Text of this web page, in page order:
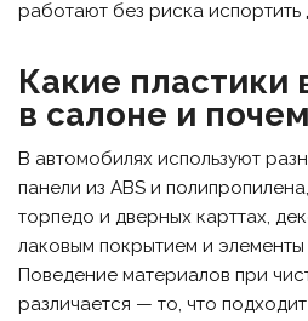
работают без риска испортить
Какие пластики
в салоне и
В автомобилях используют
панели из ABS и
торпедо и дверных карттах,
лаковым покрытием и
Поведение материалов при
различается — то, что